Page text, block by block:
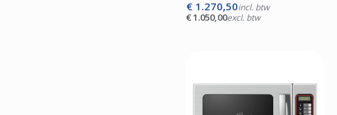
€1.270,50incl. btw
€1.050,00excl. btw